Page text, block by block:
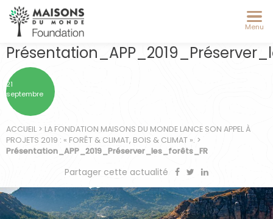
Menu
21
septembre
ACCUEIL > LA FONDATION MAISONS DU MONDE LANCE SON APPEL À
PROJETS 2019 : « FORÊT & CLIMAT, BOIS & CLIMAT ». >
Présentation_APP_2019_Préserver_les_forêts_FR
Partager cette actualité